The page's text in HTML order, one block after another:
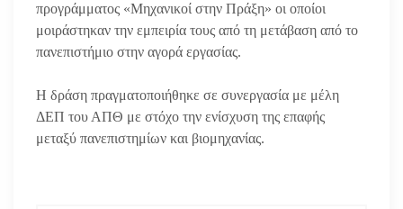
προγράμματος «Μηχανικοί στην Πράξη» οι οποίοι
μοιράστηκαν την εμπειρία τους από τη μετάβαση από το
πανεπιστήμιο στην αγορά εργασίας.
Η δράση πραγματοποιήθηκε σε συνεργασία με μέλη
ΔΕΠ του ΑΠΘ με στόχο την ενίσχυση της επαφής
μεταξύ πανεπιστημίων και βιομηχανίας.